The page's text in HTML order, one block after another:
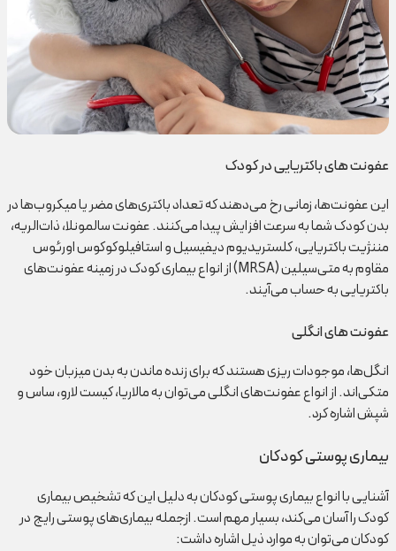
عفونت های باکتریایی در کودک
این عفونت‌ها، زمانی رخ می‌دهند که تعداد باکتری‌های مضر یا میکروب‌ها در
بدن کودک شما به سرعت افزایش پیدا می‌کنند. عفونت سالمونلا، ذات‌الریه،
مننژیت باکتریایی، کلستریدیوم دیفیسیل و استافیلوکوکوس اورئوس
مقاوم به متی‌سیلین (MRSA) از انواع بیماری کودک در زمینه عفونت‌های
باکتریایی به حساب می‌آیند.
عفونت های انگلی
انگل‌ها، موجودات ریزی هستند که برای زنده ماندن به بدن میزبان خود
متکی‌اند. از انواع عفونت‌های انگلی می‌توان به مالاریا، کیست لارو، ساس و
شپش اشاره کرد.
بیماری پوستی کودکان
آشنایی با انواع بیماری پوستی کودکان به دلیل این که تشخیص بیماری
کودک را آسان می‌کند، بسیار مهم است. ازجمله بیماری‌های پوستی رایج در
کودکان می‌توان به موارد ذیل اشاره داشت: